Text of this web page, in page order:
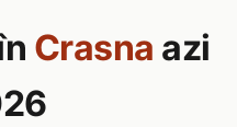
Crasna azi